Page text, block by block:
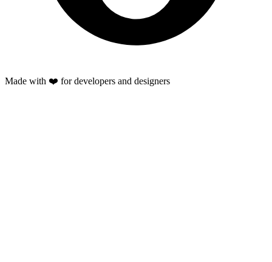
Made with ❤️ for developers and designers